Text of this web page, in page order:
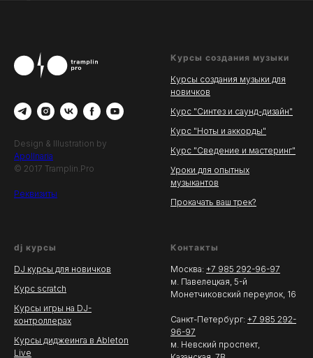
Design & Illustration by
Apollnaria
© 2017 Tramplin.Pro
Реквизиты
Курсы создания музыки
Курсы создания музыки для
новичков
Курс "Синтез и саунд-дизайн"
Курс "Ноты и аккорды"
Курс "Сведение и мастеринг"
Уроки для опытных
музыкантов
Прокачать ваш трек?
dj курсы
DJ курсы для новичков
Курс scratch
Курсы игры на DJ-
контроллерах
Курсы диджеинга в Ableton
Live
Контакты
Москва: +7 985 292-96-97
м. Павелецкая, 5-й
Монетчиковский переулок, 16
Санкт-Петербург: +7 985 292-
96-97
м. Невский проспект,